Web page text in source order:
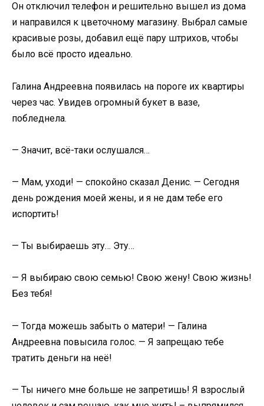
Он отключил телефон и решительно вышел из дома
и направился к цветочному магазину. Выбрал самые
красивые розы, добавил ещё пару штрихов, чтобы
было всё просто идеально.
Галина Андреевна появилась на пороге их квартиры
через час. Увидев огромный букет в вазе,
побледнела.
— Значит, всё-таки ослушался…
— Мам, уходи! — спокойно сказал Денис. — Сегодня
день рождения моей жены, и я не дам тебе его
испортить!
— Ты выбираешь эту… Эту…
— Я выбираю свою семью! Свою жену! Свою жизнь!
Без тебя!
— Тогда можешь забыть о матери! — Галина
Андреевна повысила голос. — Я запрещаю тебе
тратить деньги на неё!
— Ты ничего мне больше не запретишь! Я взрослый